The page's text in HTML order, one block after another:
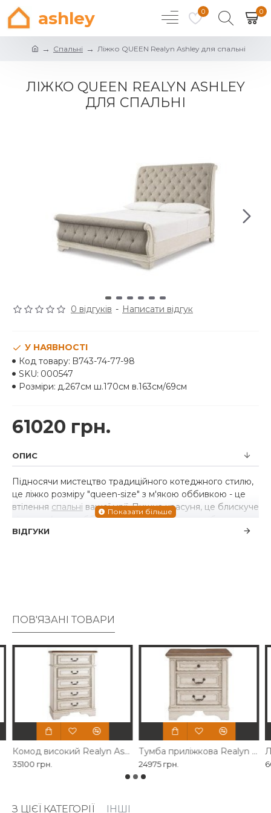
ashley 0 0
Спальні Ліжко QUEEN Realyn Ashley для спальні
ЛІЖКО QUEEN REALYN ASHLEY
ДЛЯ СПАЛЬНІ
0 відгуків - Написати відгук
61020 грн.
У НАЯВНОСТІ
Код товару: B743-74-77-98
SKU: 000547
Розміри: д.267см ш.170см в.163см/69см
ОПИС
Підносячи мистецтво традиційного котеджного стилю,
це ліжко розміру "queen-size" з м'якою оббивкою - це
втілення спальні вашої мрії. Пишна красуня, це блискуче
ліжко з м’якою оббивкою вражає білим подрібненим
покриттям, що створює реліквію. Глибокі пучки на
ВІДГУКИ
ПОВ'ЯЗАНІ ТОВАРИ
Комод високий Realyn Ashley у спальню
35100 грн.
Тумба приліжкова Realyn Ashley для спальні
24975 грн.
З ЦІЄЇ КАТЕГОРІЇ ІНШІ